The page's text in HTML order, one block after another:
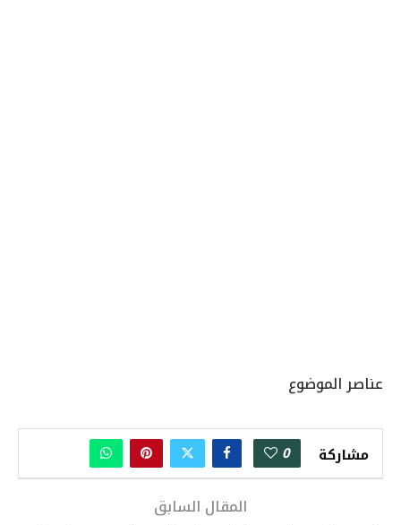
عناصر الموضوع
مشاركة 0
المقال السابق